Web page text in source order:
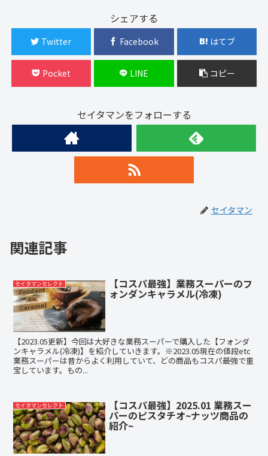
シェアする
Twitter Facebook はてブ
Pocket LINE コピー
セイタマンをフォローする
セイタマン
関連記事
セイタマンセレクト 【コスパ最強】業務スーパーのフ
ォンダンキャラメル(冷凍)
【2023.05更新】今回は大好きな業務スーパーで購入した【フォンダ
ンキャラメル(冷凍)】を紹介していきます。※2023.05現在の値段etc
業務スーパーは昔からよく利用していて、どの商品もコスパ最強で重
宝しています。もの...
セイタマンセレクト 【コスパ最強】2025.01 業務スー
パーのピスタチオ~ナッツ商品の
紹介~